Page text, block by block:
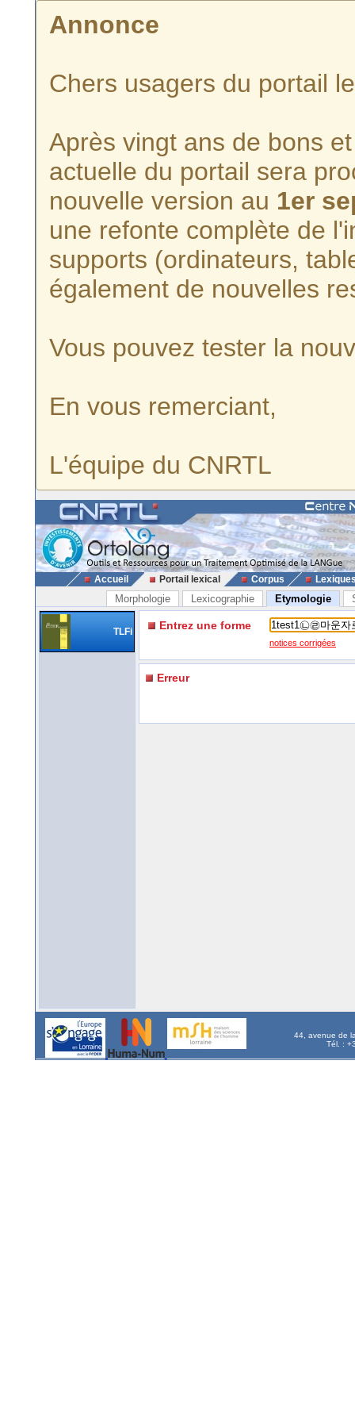
Annonce
Chers usagers du portail
Après vingt ans de bons
actuelle du portail sera
nouvelle version au 1er
une refonte complète de
supports (ordinateurs,
également de nouvelles
Vous pouvez tester la
En vous remerciant,
L'équipe du CNRTL
Accueil Portail lexical Corpus
Morphologie Lexicographie Etymologie
TLFi Entrez une forme
notices corrigées
Erreur
44, avenue de
Tél. :